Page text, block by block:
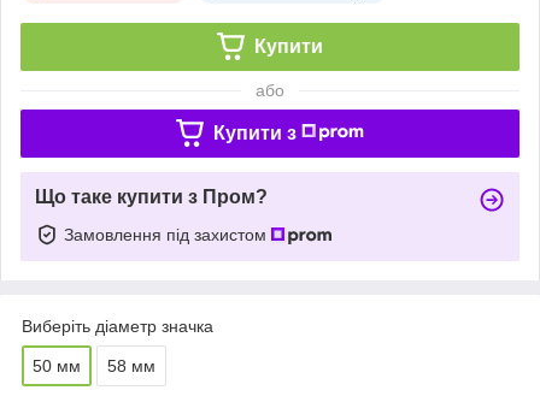
Купити
або
Купити з
Що таке купити з Пром?
Замовлення під захистом
Виберіть діаметр значка
50 мм 58 мм